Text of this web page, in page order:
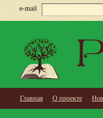
e-mail
Главная О проекте